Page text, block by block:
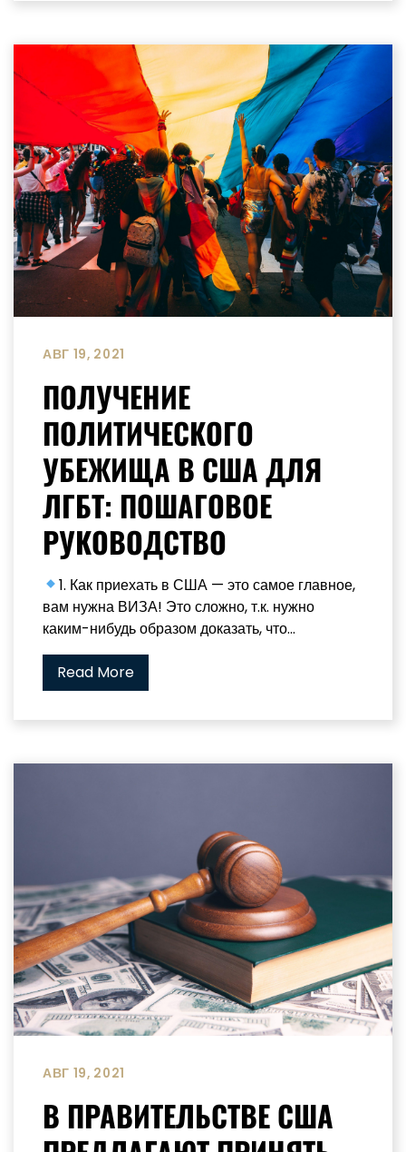
АВГ 19, 2021
ПОЛУЧЕНИЕ
ПОЛИТИЧЕСКОГО
УБЕЖИЩА В США ДЛЯ
ЛГБТ: ПОШАГОВОЕ
РУКОВОДСТВО
1. Как приехать в США — это самое главное,
вам нужна ВИЗА! Это сложно, т.к. нужно
каким-нибудь образом доказать, что...
Read More
АВГ 19, 2021
В ПРАВИТЕЛЬСТВЕ США